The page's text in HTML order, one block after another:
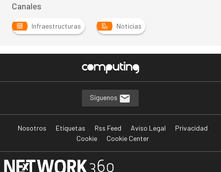
Canales
Infraestructuras Noticias
Síguenos
Nosotros Etiquetas Rss Feed Aviso Legal
Privacidad
Cookie
Cookie Center